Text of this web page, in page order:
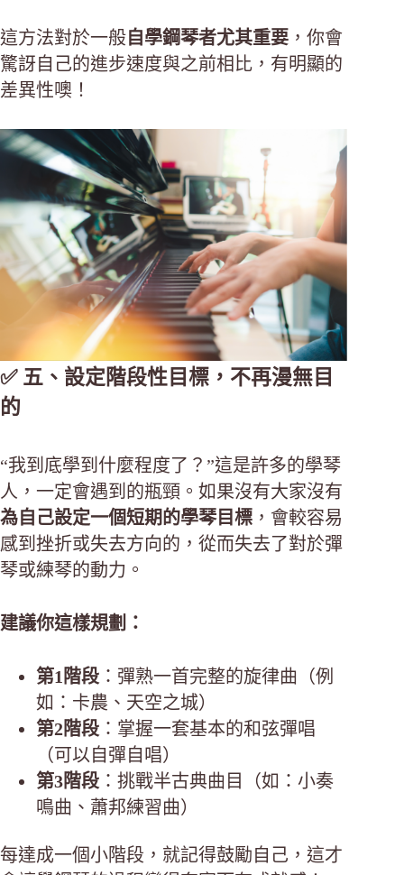
這方法對於一般 自學鋼琴者尤其重要 ，你會
驚訝自己的進步速度與之前相比，有明顯的
差異性噢！
✅ 五、設定階段性目標，不再漫無目
的
“我到底學到什麼程度了？”這是許多的學琴
人，一定會遇到的瓶頸。如果沒有大家沒有
為自己設定一個短期的學琴目標 ，會較容易
感到挫折或失去方向的，從而失去了對於彈
琴或練琴的動力。
建議你這樣規劃：
第1階段 ：彈熟一首完整的旋律曲（例
如：卡農、天空之城）
第2階段 ：掌握一套基本的和弦彈唱
（可以自彈自唱）
第3階段 ：挑戰半古典曲目（如：小奏
鳴曲、蕭邦練習曲）
每達成一個小階段，就記得鼓勵自己，這才